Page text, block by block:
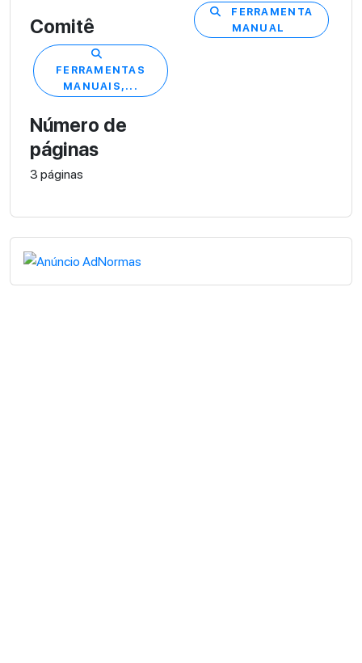
Comitê
FERRAMENTAS
MANUAIS,...
Número de
páginas
3 páginas
FERRAMENTA
MANUAL